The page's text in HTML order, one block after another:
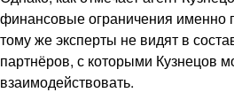
финансовые ограничения
тому же эксперты не видят в
партнёров, с которыми Кузнецов
взаимодействовать.